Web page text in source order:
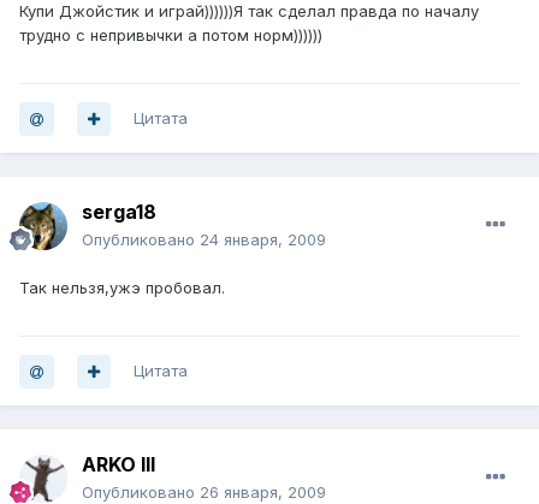
Купи Джойстик и играй))))))Я так сделал правда по началу
трудно с непривычки а потом норм))))))
Цитата
serga18
Опубликовано 24 января, 2009
Так нельзя,ужэ пробовал.
Цитата
ARKO III
Опубликовано 26 января, 2009